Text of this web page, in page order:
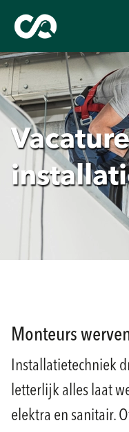
Monteurs
Installatietechniek
letterlijk alles laat
elektra en sanitair.